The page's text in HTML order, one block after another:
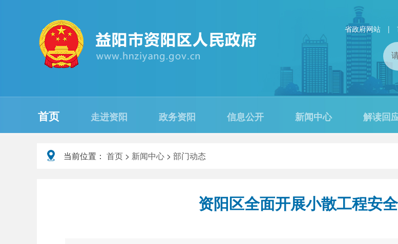
省政府网站 |
首页 走进资阳 政务资阳 信息公开 新闻中心 解读回
当前位置： 首页 > 新闻中心 > 部门动态
资阳区全面开展小散工程安